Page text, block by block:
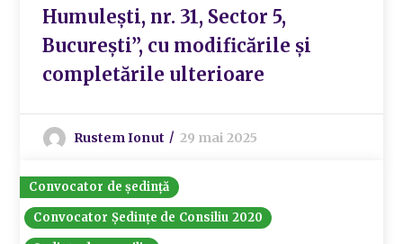
Humulești, nr. 31, Sector 5,
București”, cu modificările și
completările ulterioare
Rustem Ionut 29 mai 2025
Convocator de ședință
Convocator Ședințe de Consiliu 2020